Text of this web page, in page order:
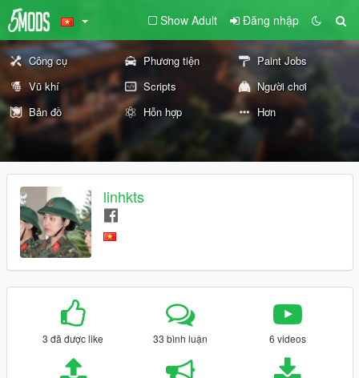
Show Adult Đăng nhập
Công cụ Phương tiện
Paint Jobs
Vũ khí
Scripts
Người chơi
Bản đồ
Hỗn hợp Hơn
linhkts
3 đã được like 33 bình luận 6 videos